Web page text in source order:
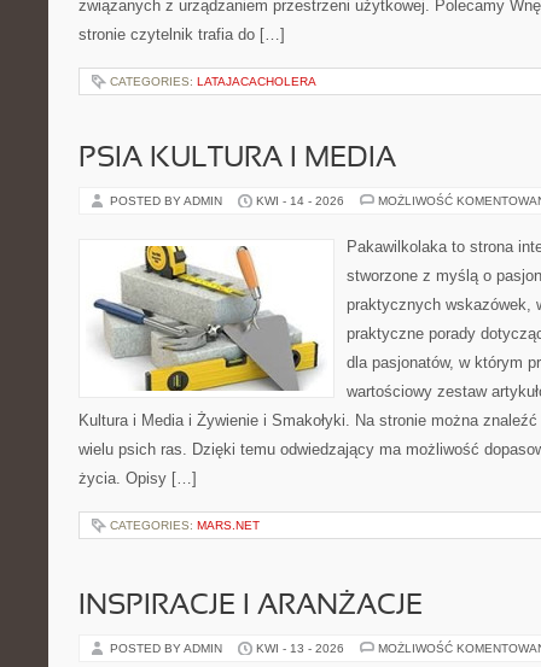
związanych z urządzaniem przestrzeni użytkowej. Polecamy
stronie czytelnik trafia do […]
CATEGORIES: LATAJACACHOLERA
PSIA KULTURA I MEDIA
POSTED BY ADMIN KWI - 14 - 2026 MOŻLIWOŚĆ
Pakawilkolaka to strona
stworzone z myślą o
praktycznych wskazówek,
praktyczne porady
dla pasjonatów, w którym
wartościowy zestaw
Kultura i Media i Żywienie i Smakołyki. Na stronie można
wielu psich ras. Dzięki temu odwiedzający ma możliwość
życia. Opisy […]
CATEGORIES: MARS.NET
INSPIRACJE I ARANŻACJE
POSTED BY ADMIN KWI - 13 - 2026 MOŻLIWOŚĆ